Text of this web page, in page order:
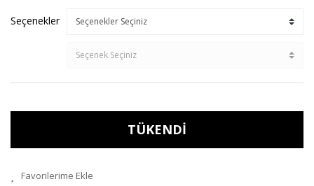
Seçenekler
TÜKENDİ